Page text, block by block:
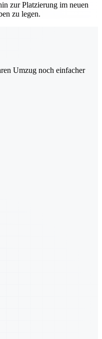
zur Platzierung im neuen
zu legen.
Umzug noch einfacher